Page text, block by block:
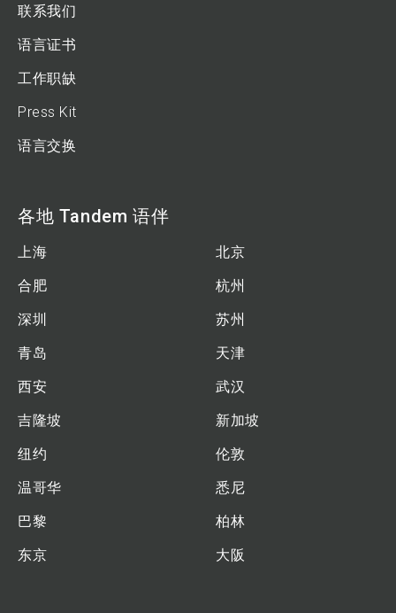
联系我们
语言证书
工作职缺
Press Kit
语言交换
各地 Tandem 语伴
上海
北京
合肥
杭州
深圳
苏州
青岛
天津
西安
武汉
吉隆坡
新加坡
纽约
伦敦
温哥华
悉尼
巴黎
柏林
东京
大阪